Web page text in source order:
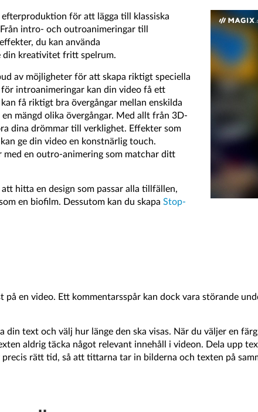
för att lägga till klassiska
intro- och outroanimeringar till
du kan använda
din kreativitet fritt spelrum.
av möjligheter för att skapa riktigt speciella
introanimeringar kan din video få ett
få riktigt bra övergångar mellan enskilda
mängd olika övergångar. Med allt från 3D-
dina drömmar till verklighet. Effekter som
ge din video en konstnärlig touch.
med en outro-animering som matchar ditt
hitta en design som passar alla tillfällen,
en biofilm. Dessutom kan du skapa Stop-
en video. Ett kommentarsspår kan dock vara störande
din text och välj hur länge den ska visas. När du väljer en
aldrig täcka något relevant innehåll i videon. Dela upp
rätt tid, så att tittarna tar in bilderna och texten på